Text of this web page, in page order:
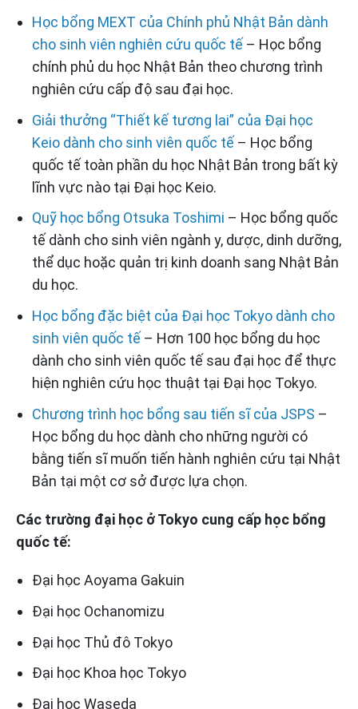
Học bổng MEXT của Chính phủ Nhật Bản dành
cho sinh viên nghiên cứu quốc tế – Học bổng
chính phủ du học Nhật Bản theo chương trình
nghiên cứu cấp độ sau đại học.
Giải thưởng “Thiết kế tương lai” của Đại học
Keio dành cho sinh viên quốc tế – Học bổng
quốc tế toàn phần du học Nhật Bản trong bất kỳ
lĩnh vực nào tại Đại học Keio.
Quỹ học bổng Otsuka Toshimi – Học bổng quốc
tế dành cho sinh viên ngành y, dược, dinh dưỡng,
thể dục hoặc quản trị kinh doanh sang Nhật Bản
du học.
Học bổng đặc biệt của Đại học Tokyo dành cho
sinh viên quốc tế – Hơn 100 học bổng du học
dành cho sinh viên quốc tế sau đại học để thực
hiện nghiên cứu học thuật tại Đại học Tokyo.
Chương trình học bổng sau tiến sĩ của JSPS –
Học bổng du học dành cho những người có
bằng tiến sĩ muốn tiến hành nghiên cứu tại Nhật
Bản tại một cơ sở được lựa chọn.
Các trường đại học ở Tokyo cung cấp học bổng
quốc tế:
Đại học Aoyama Gakuin
Đại học Ochanomizu
Đại học Thủ đô Tokyo
Đại học Khoa học Tokyo
Đại học Waseda